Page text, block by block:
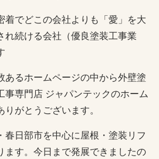
着でどこの会社よりも「愛」を大
れ続ける会社（優良塗装工事業
あるホームページの中から外壁塗
事専門店 ジャパンテックのホーム
がとうございます。
春日部市を中心に屋根・塗装リフ
ます。今日まで発展できましたの